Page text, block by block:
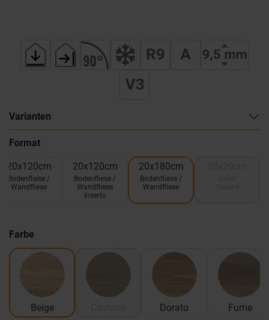
Varianten
Format
20x120cm
Bodenfliese /
Wandfliese
20x120cm
Bodenfliese /
Wandfliese
Inserto
20x180cm
Bodenfliese /
Wandfliese
Farbe
Beige Dorato Fume